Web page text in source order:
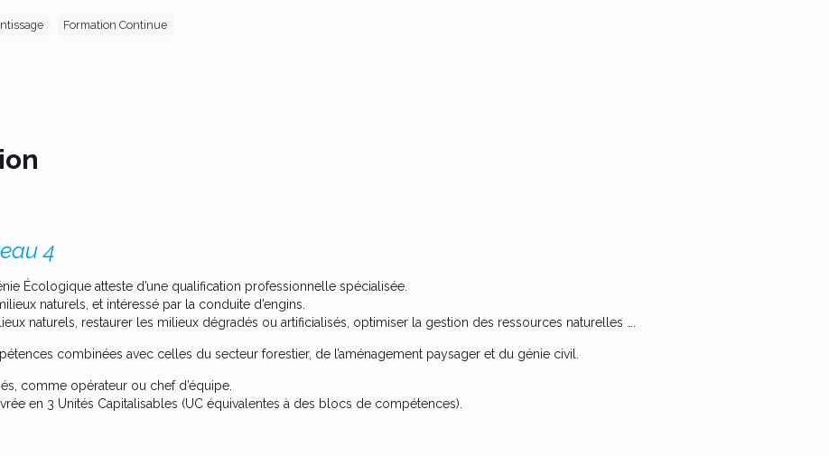
Formation Continue
4
Écologique atteste d’une qualification professionnelle spécialisée.
naturels, et intéressé par la conduite d’engins.
naturels, restaurer les milieux dégradés ou artificialisés, optimiser la gestion des ressources naturelles ….
combinées avec celles du secteur forestier, de l’aménagement paysager et du génie civil.
comme opérateur ou chef d’équipe.
en 3 Unités Capitalisables (UC équivalentes à des blocs de compétences).